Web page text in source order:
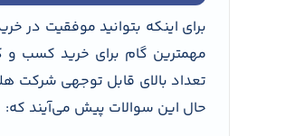
برای اینکه بتوانید موفقیت در
مهمترین گام برای خرید کسب و
تعداد بالای قابل توجهی شرکت
حال این سوالات پیش می‌آیند که: